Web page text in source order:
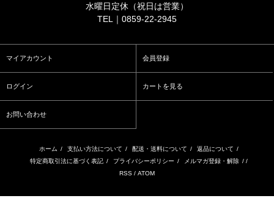
水曜日定休（祝日は営業）
TEL｜0859-22-2945
マイアカウント 会員登録
ログイン カートを見る
お問い合わせ
ホーム / 支払い方法について / 配送・送料について / 返品について /
特定商取引法に基づく表記 / プライバシーポリシー / メルマガ登録・解除 / /
RSS / ATOM